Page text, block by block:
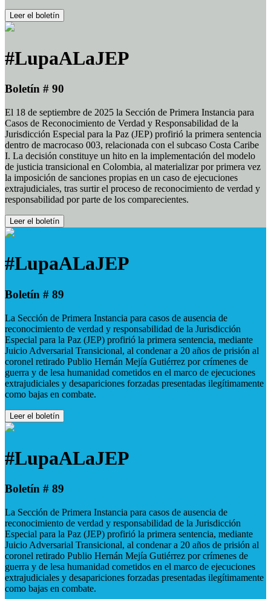
Leer el boletín
#LupaALaJEP
Boletín # 90
El 18 de septiembre de 2025 la Sección de Primera Instancia para
Casos de Reconocimiento de Verdad y Responsabilidad de la
Jurisdicción Especial para la Paz (JEP) profirió la primera sentencia
dentro de macrocaso 003, relacionada con el subcaso Costa Caribe
I. La decisión constituye un hito en la implementación del modelo
de justicia transicional en Colombia, al materializar por primera vez
la imposición de sanciones propias en un caso de ejecuciones
extrajudiciales, tras surtir el proceso de reconocimiento de verdad y
responsabilidad por parte de los comparecientes.
Leer el boletín
#LupaALaJEP
Boletín # 89
La Sección de Primera Instancia para casos de ausencia de
reconocimiento de verdad y responsabilidad de la Jurisdicción
Especial para la Paz (JEP) profirió la primera sentencia, mediante
Juicio Adversarial Transicional, al condenar a 20 años de prisión al
coronel retirado Publio Hernán Mejía Gutiérrez por crímenes de
guerra y de lesa humanidad cometidos en el marco de ejecuciones
extrajudiciales y desapariciones forzadas presentadas ilegítimamente
como bajas en combate.
Leer el boletín
#LupaALaJEP
Boletín # 89
La Sección de Primera Instancia para casos de ausencia de
reconocimiento de verdad y responsabilidad de la Jurisdicción
Especial para la Paz (JEP) profirió la primera sentencia, mediante
Juicio Adversarial Transicional, al condenar a 20 años de prisión al
coronel retirado Publio Hernán Mejía Gutiérrez por crímenes de
guerra y de lesa humanidad cometidos en el marco de ejecuciones
extrajudiciales y desapariciones forzadas presentadas ilegítimamente
como bajas en combate.